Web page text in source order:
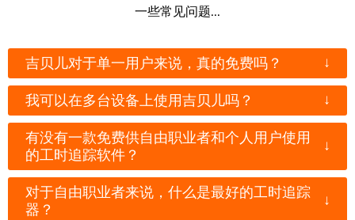
一些常见问题...
吉贝儿对于单一用户来说，真的免费吗？ ↓
我可以在多台设备上使用吉贝儿吗？ ↓
有没有一款免费供自由职业者和个人用户使用
的工时追踪软件？
↓
对于自由职业者来说，什么是最好的工时追踪
器？
↓